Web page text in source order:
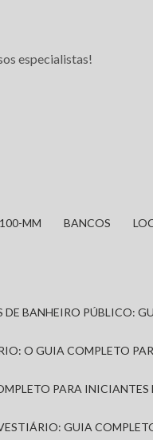
especialistas!
MM BANCOS
DE BANHEIRO PÚBLICO:
O GUIA COMPLETO
PARA
GUIA